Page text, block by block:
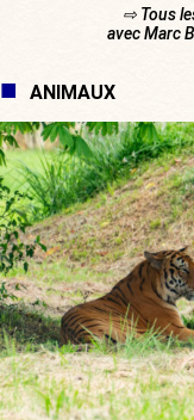
⇨ Tous
avec Marc
ANIMAUX